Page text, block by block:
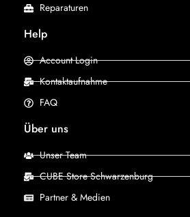
Reparaturen
Help
Account Login
Kontaktaufnahme
FAQ
Über uns
Unser Team
CUBE Store Schwarzenburg
Partner & Medien